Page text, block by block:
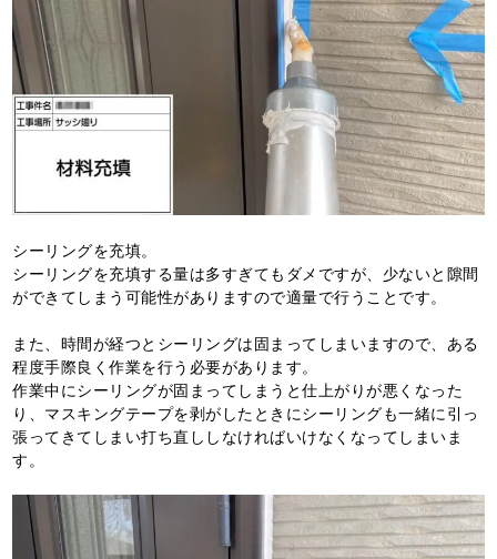
シーリングを充填。
シーリングを充填する量は多すぎてもダメですが、少ないと隙間
ができてしまう可能性がありますので適量で行うことです。
また、時間が経つとシーリングは固まってしまいますので、ある
程度手際良く作業を行う必要があります。
作業中にシーリングが固まってしまうと仕上がりが悪くなった
り、マスキングテープを剥がしたときにシーリングも一緒に引っ
張ってきてしまい打ち直ししなければいけなくなってしまいま
す。